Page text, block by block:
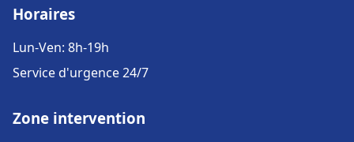
Horaires
Lun-Ven: 8h-19h
Service d'urgence 24/7
Zone intervention